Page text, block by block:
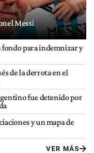
Messi
para indemnizar y
de la derrota en el
fue detenido por
y un mapa de
VER MÁS